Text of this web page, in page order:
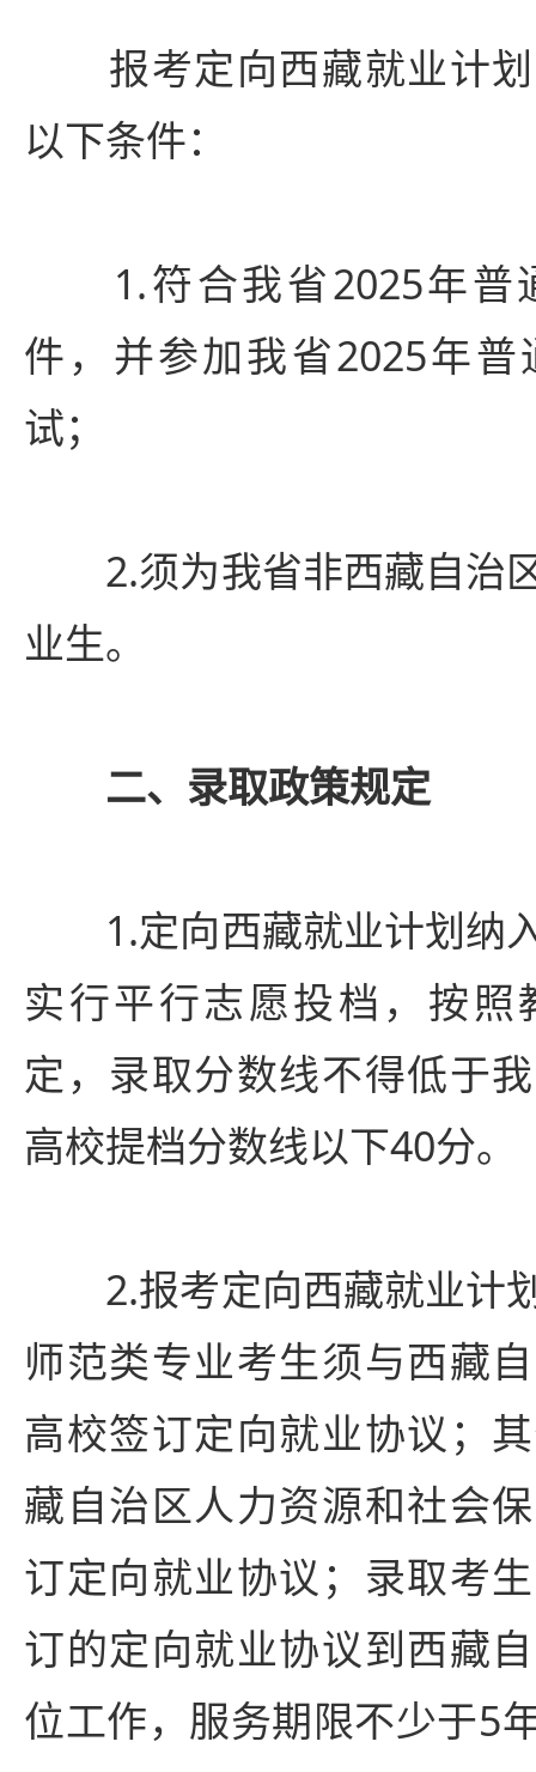
报考定向西藏就业计
以下条件：
1.符合我省2025年普
件，并参加我省2025年
试；
2.须为我省非西藏自治
业生。
二、录取政策规定
1.定向西藏就业计划纳
实行平行志愿投档，按照
定，录取分数线不得低于
高校提档分数线以下40分。
2.报考定向西藏就业计
师范类专业考生须与西藏
高校签订定向就业协议；
藏自治区人力资源和社会
订定向就业协议；录取考
订的定向就业协议到西藏
位工作，服务期限不少于5